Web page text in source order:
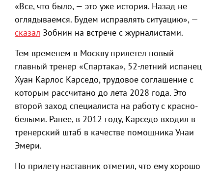
«Все, что было, — это уже история. Назад не
оглядываемся. Будем исправлять ситуацию», —
сказал Зобнин на встрече с журналистами.
Тем временем в Москву прилетел новый
главный тренер «Спартака», 52-летний испанец
Хуан Карлос Карседо, трудовое соглашение с
которым рассчитано до лета 2028 года. Это
второй заход специалиста на работу с красно-
белыми. Ранее, в 2012 году, Карседо входил в
тренерский штаб в качестве помощника Унаи
Эмери.
По прилету наставник отметил, что ему хорошо